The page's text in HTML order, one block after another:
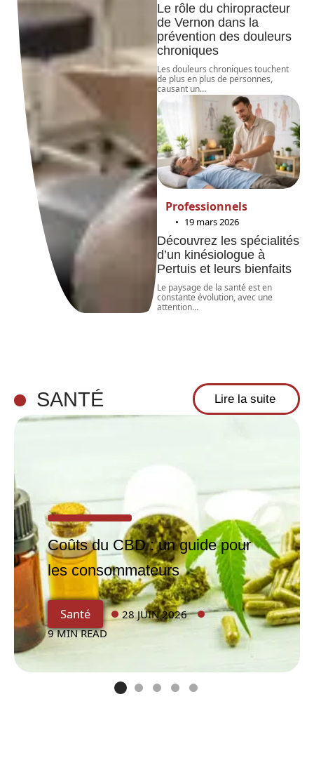
Le rôle du chiropracteur
de Vernon dans la
prévention des douleurs
chroniques
Les douleurs chroniques touchent
de plus en plus de personnes,
causant un…
Professionnels
19 mars 2026
Découvrez les spécialités
d’un kinésiologue à
Pertuis et leurs bienfaits
Le paysage de la santé est en
constante évolution, avec une
attention…
SANTÉ Lire la suite
Coûts du CBD : un guide pour
les consommateurs
Santé
28 JUIN 2026
9 MIN READ
Les
bienfait
médita
tion